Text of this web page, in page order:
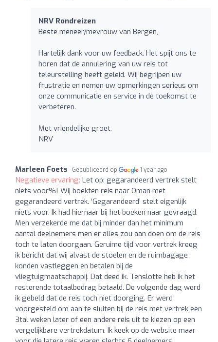
NRV Rondreizen
Beste meneer/mevrouw van Bergen,
Hartelijk dank voor uw feedback. Het spijt ons te
horen dat de annulering van uw reis tot
teleurstelling heeft geleid. Wij begrijpen uw
frustratie en nemen uw opmerkingen serieus om
onze communicatie en service in de toekomst te
verbeteren.
Met vriendelijke groet,
NRV
Marleen Foets Gepubliceerd op 1 year ago
Negatieve ervaring: Let op: gegarandeerd vertrek stelt
niets voor%! Wij boekten reis naar Oman met
gegarandeerd vertrek. ‘Gegarandeerd’ stelt eigenlijk
niets voor. Ik had hiernaar bij het boeken naar gevraagd.
Men verzekerde me dat bij minder dan het minimum
aantal deelnemers men er alles zou aan doen om de reis
toch te laten doorgaan. Geruime tijd voor vertrek kreeg
ik bericht dat wij alvast de stoelen en de ruimbagage
konden vastleggen en betalen bij de
vliegtuigmaatschappij. Dat deed ik. Tenslotte heb ik het
resterende totaalbedrag betaald. De volgende dag werd
ik gebeld dat de reis toch niet doorging. Er werd
voorgesteld om aan te sluiten bij de reis met vertrek een
3tal weken later of een andere reis uit te kiezen op een
vergelijkbare vertrekdatum. Ik keek op de website maar